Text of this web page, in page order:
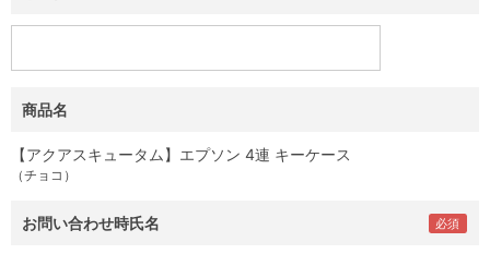
商品名
【アクアスキュータム】エプソン 4連 キーケース
（チョコ）
お問い合わせ時氏名